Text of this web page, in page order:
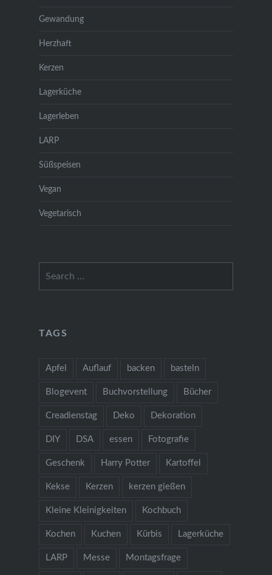
Gewandung
Herzhaft
Kerzen
Lagerküche
Lagerleben
LARP
Süßspeisen
Vegan
Vegetarisch
TAGS
Apfel Auflauf backen basteln
Blogevent Buchvorstellung Bücher
Creadienstag Deko Dekoration
DIY DSA essen Fotografie
Geschenk Harry Potter Kartoffel
Kekse Kerzen kerzen gießen
Kleine Kleinigkeiten Kochbuch
Kochen Kuchen Kürbis Lagerküche
LARP Messe Montagsfrage